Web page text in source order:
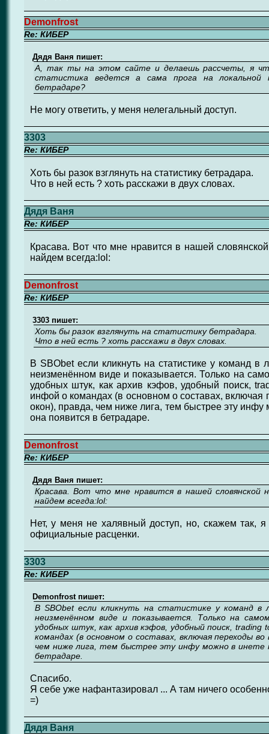
Demonfrost
Re: КИБЕР
Дядя Ваня пишет:
А, так ты на этом сайте и делаешь рассчеты, я
статистика ведется а сама прога на
бетрадаре?
Не могу ответить, у меня нелегальный доступ.
3303
Re: КИБЕР
Хоть бы разок взглянуть на статистику бетрадара.
Что в ней есть ? хоть расскажи в двух словах.
Дядя Ваня
Re: КИБЕР
Красава. Вот что мне нравится в нашей
найдем всегда:lol:
Demonfrost
Re: КИБЕР
3303 пишет:
Хоть бы разок взглянуть на статистику бетрадара.
Что в ней есть ? хоть расскажи в двух словах.
В SBObet если кликнуть на статистике у команд в
неизменённом виде и показывается. Только на
удобных штук, как архив кэфов, удобный поиск,
инфой о командах (в основном о составах,
окон), правда, чем ниже лига, тем быстрее эту
она появится в бетрадаре.
Demonfrost
Re: КИБЕР
Дядя Ваня пишет:
Красава. Вот что мне нравится в нашей
найдем всегда:lol:
Нет, у меня не халявный доступ, но, скажем так,
официальные расценки.
3303
Re: КИБЕР
Demonfrost пишет:
В SBObet если кликнуть на статистике у команд в
неизменённом виде и показывается. Только на
удобных штук, как архив кэфов, удобный поиск, trading
командах (в основном о составах, включая переходы
чем ниже лига, тем быстрее эту инфу можно в инете
бетрадаре.
Спасибо.
Я себе уже нафантазировал ... А там ничего
=)
Дядя Ваня